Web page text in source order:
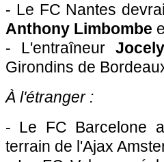
- Le FC Nantes
Anthony Limbombe
- L'entraîneur
Girondins de
À l'étranger :
- Le FC Barcelone
terrain de l'Ajax